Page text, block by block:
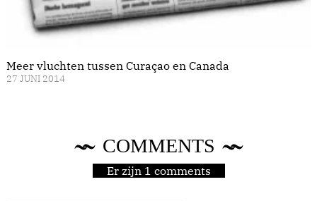
Meer vluchten tussen Curaçao en Canada
27 JUNI 2014
COMMENTS
Er zijn 1 comments